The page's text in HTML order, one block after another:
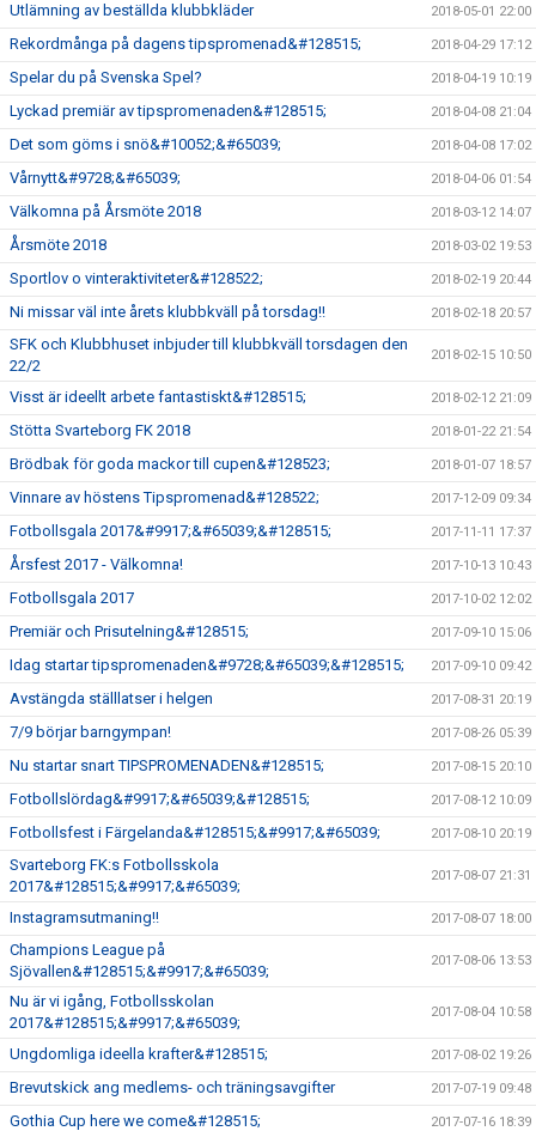
Utlämning av beställda klubbkläder 2018-05-01 22:00
Rekordmånga på dagens tipspromenad&#128515; 2018-04-29 17:12
Spelar du på Svenska Spel? 2018-04-19 10:19
Lyckad premiär av tipspromenaden&#128515; 2018-04-08 21:04
Det som göms i snö&#10052;&#65039; 2018-04-08 17:02
Vårnytt&#9728;&#65039; 2018-04-06 01:54
Välkomna på Årsmöte 2018 2018-03-12 14:07
Årsmöte 2018 2018-03-02 19:53
Sportlov o vinteraktiviteter&#128522; 2018-02-19 20:44
Ni missar väl inte årets klubbkväll på torsdag!! 2018-02-18 20:57
SFK och Klubbhuset inbjuder till klubbkväll torsdagen den
22/2
2018-02-15 10:50
Visst är ideellt arbete fantastiskt&#128515; 2018-02-12 21:09
Stötta Svarteborg FK 2018 2018-01-22 21:54
Brödbak för goda mackor till cupen&#128523; 2018-01-07 18:57
Vinnare av höstens Tipspromenad&#128522; 2017-12-09 09:34
Fotbollsgala 2017&#9917;&#65039;&#128515; 2017-11-11 17:37
Årsfest 2017 - Välkomna! 2017-10-13 10:43
Fotbollsgala 2017 2017-10-02 12:02
Premiär och Prisutelning&#128515; 2017-09-10 15:06
Idag startar tipspromenaden&#9728;&#65039;&#128515; 2017-09-10 09:42
Avstängda ställlatser i helgen 2017-08-31 20:19
7/9 börjar barngympan! 2017-08-26 05:39
Nu startar snart TIPSPROMENADEN&#128515; 2017-08-15 20:10
Fotbollslördag&#9917;&#65039;&#128515; 2017-08-12 10:09
Fotbollsfest i Färgelanda&#128515;&#9917;&#65039; 2017-08-10 20:19
Svarteborg FK:s Fotbollsskola
2017&#128515;&#9917;&#65039;
2017-08-07 21:31
Instagramsutmaning!! 2017-08-07 18:00
Champions League på
Sjövallen&#128515;&#9917;&#65039;
2017-08-06 13:53
Nu är vi igång, Fotbollsskolan
2017&#128515;&#9917;&#65039;
2017-08-04 10:58
Ungdomliga ideella krafter&#128515; 2017-08-02 19:26
Brevutskick ang medlems- och träningsavgifter 2017-07-19 09:48
Gothia Cup here we come&#128515; 2017-07-16 18:39